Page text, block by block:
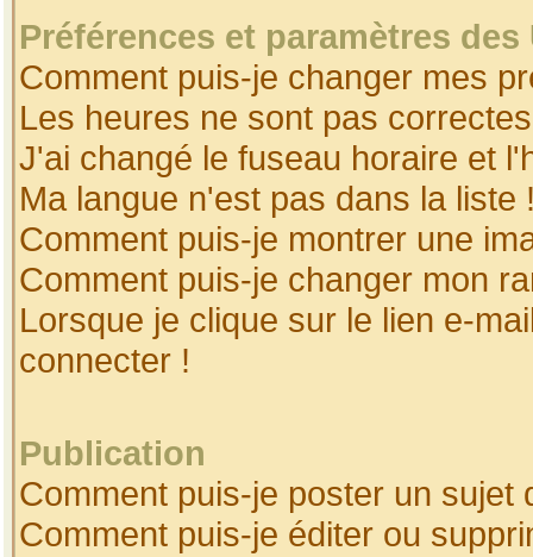
Préférences et paramètres
Comment puis-je changer mes
Les heures ne sont pas
J'ai changé le fuseau horaire et
Ma langue n'est pas dans la liste
Comment puis-je montrer une
Comment puis-je changer mon
Lorsque je clique sur le lien e-
connecter !
Publication
Comment puis-je poster un sujet
Comment puis-je éditer ou